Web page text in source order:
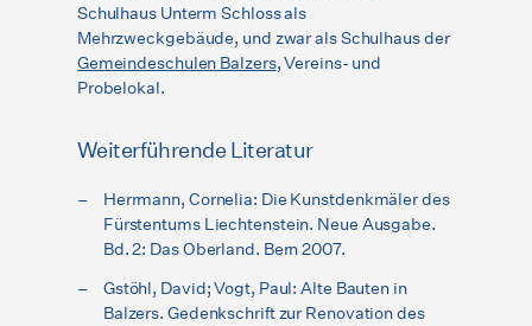
Schulhaus Unterm Schloss als
Mehrzweckgebäude, und zwar als Schulhaus der
Gemeindeschulen Balzers, Vereins- und
Probelokal.
Weiterführende Literatur
Herrmann, Cornelia: Die Kunstdenkmäler des
Fürstentums Liechtenstein. Neue Ausgabe.
Bd. 2: Das Oberland. Bern 2007.
Gstöhl, David; Vogt, Paul: Alte Bauten in
Balzers. Gedenkschrift zur Renovation des